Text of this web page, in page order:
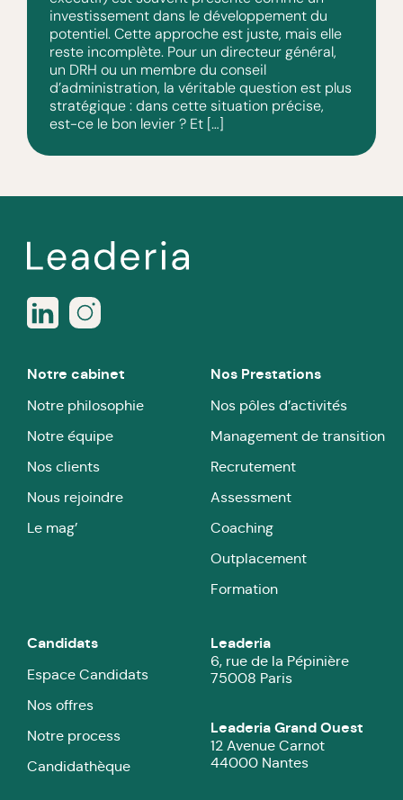
investissement dans le développement du
potentiel. Cette approche est juste, mais elle
reste incomplète. Pour un directeur général,
un DRH ou un membre du conseil
d’administration, la véritable question est plus
stratégique : dans cette situation précise,
est-ce le bon levier ? Et […]
Notre cabinet
Notre philosophie
Notre équipe
Nos clients
Nous rejoindre
Le mag’
Nos Prestations
Nos pôles d’activités
Management de transition
Recrutement
Assessment
Coaching
Outplacement
Formation
Candidats
Espace Candidats
Nos offres
Notre process
Candidathèque
Leaderia
6, rue de la Pépinière
75008 Paris
Leaderia Grand Ouest
12 Avenue Carnot
44000 Nantes